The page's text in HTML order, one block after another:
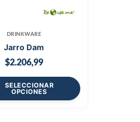
DRINKWARE
Jarro Dam
$2.206,99
SELECCIONAR
OPCIONES